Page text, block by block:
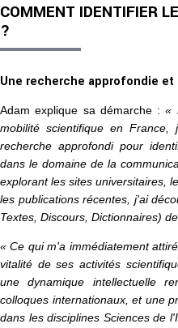
COMMENT IDENTIFIER
?
Une recherche approfondie et
Adam explique sa démarche :«
mobilité scientifique en
recherche approfondi pour
dans le domaine de la
explorant les sites universitaires,
les publications récentes, j'ai
Textes, Discours, Dictionnaires)
« Ce qui m'a immédiatement
vitalité de ses activités
une dynamique intellectuelle
colloques internationaux, et une
dans les disciplines Sciences de